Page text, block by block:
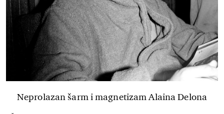
Neprolazan šarm i magnetizam Alaina Delona